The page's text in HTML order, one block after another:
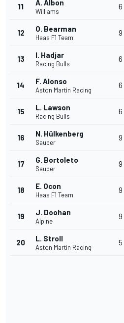
11 A. Albon
Williams
6
12 O. Bearman
Haas F1 Team
9
13 I. Hadjar
Racing Bulls
6
14 F. Alonso
Aston Martin Racing
6
15 L. Lawson
Racing Bulls
6
16 N. Hülkenberg
Sauber
9
17 G. Bortoleto
Sauber
9
18 E. Ocon
Haas F1 Team
9
19 J. Doohan
Alpine
9
20 L. Stroll
Aston Martin Racing
5